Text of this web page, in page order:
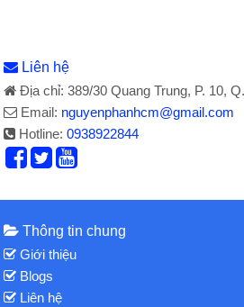
Liên hệ
Địa chỉ: 389/30 Quang Trung, P. 10,
Email: nguyenphanhcm@gmail.com
Hotline:0938922844
Thông tin chung
Giới thiệu
Blogs
Liên hệ